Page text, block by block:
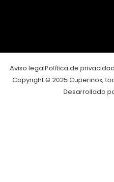
Aviso legalPolítica de privacidad
Copyright © 2025 Cuperinox,
Desarrollado